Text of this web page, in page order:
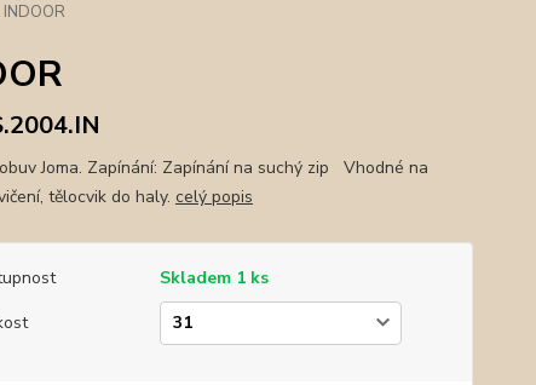
Joma. Zapínání: Zapínání na suchý zip Vhodné na
tělocvik do haly. celý popis
Skladem 1 ks